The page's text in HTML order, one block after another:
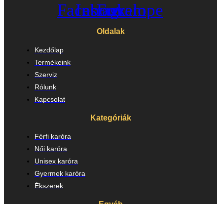
Facebook
Instagram
Envelope
Oldalak
Kezdőlap
Termékeink
Szerviz
Rólunk
Kapcsolat
Kategóriák
Férfi karóra
Női karóra
Unisex karóra
Gyermek karóra
Ékszerek